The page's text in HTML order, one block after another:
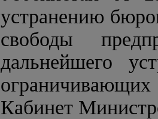
устранению
свободы
дальнейшего
Кабинет